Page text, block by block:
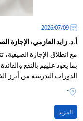
09‏/07‏/2026
أ.د. زايد العازمي: الإجازة
مع انطلاق الإجازة الصيفية،
بما يعود عليهم بالنفع
الدورات التدريبية من أبرز
القاعات الدراسية،
شخصياتهم وتطوير مهاراتهم.
-
المزيد